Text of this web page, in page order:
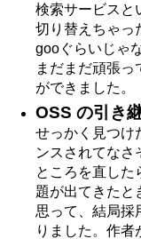
検索サービスと
切り替えちゃっ
gooぐらいじゃ
まだまだ頑張っ
ができました。
OSS の引き
せっかく見つけ
ンスされてなさ
ところを直した
題が出てきたと
思って、結局採
りました。作者